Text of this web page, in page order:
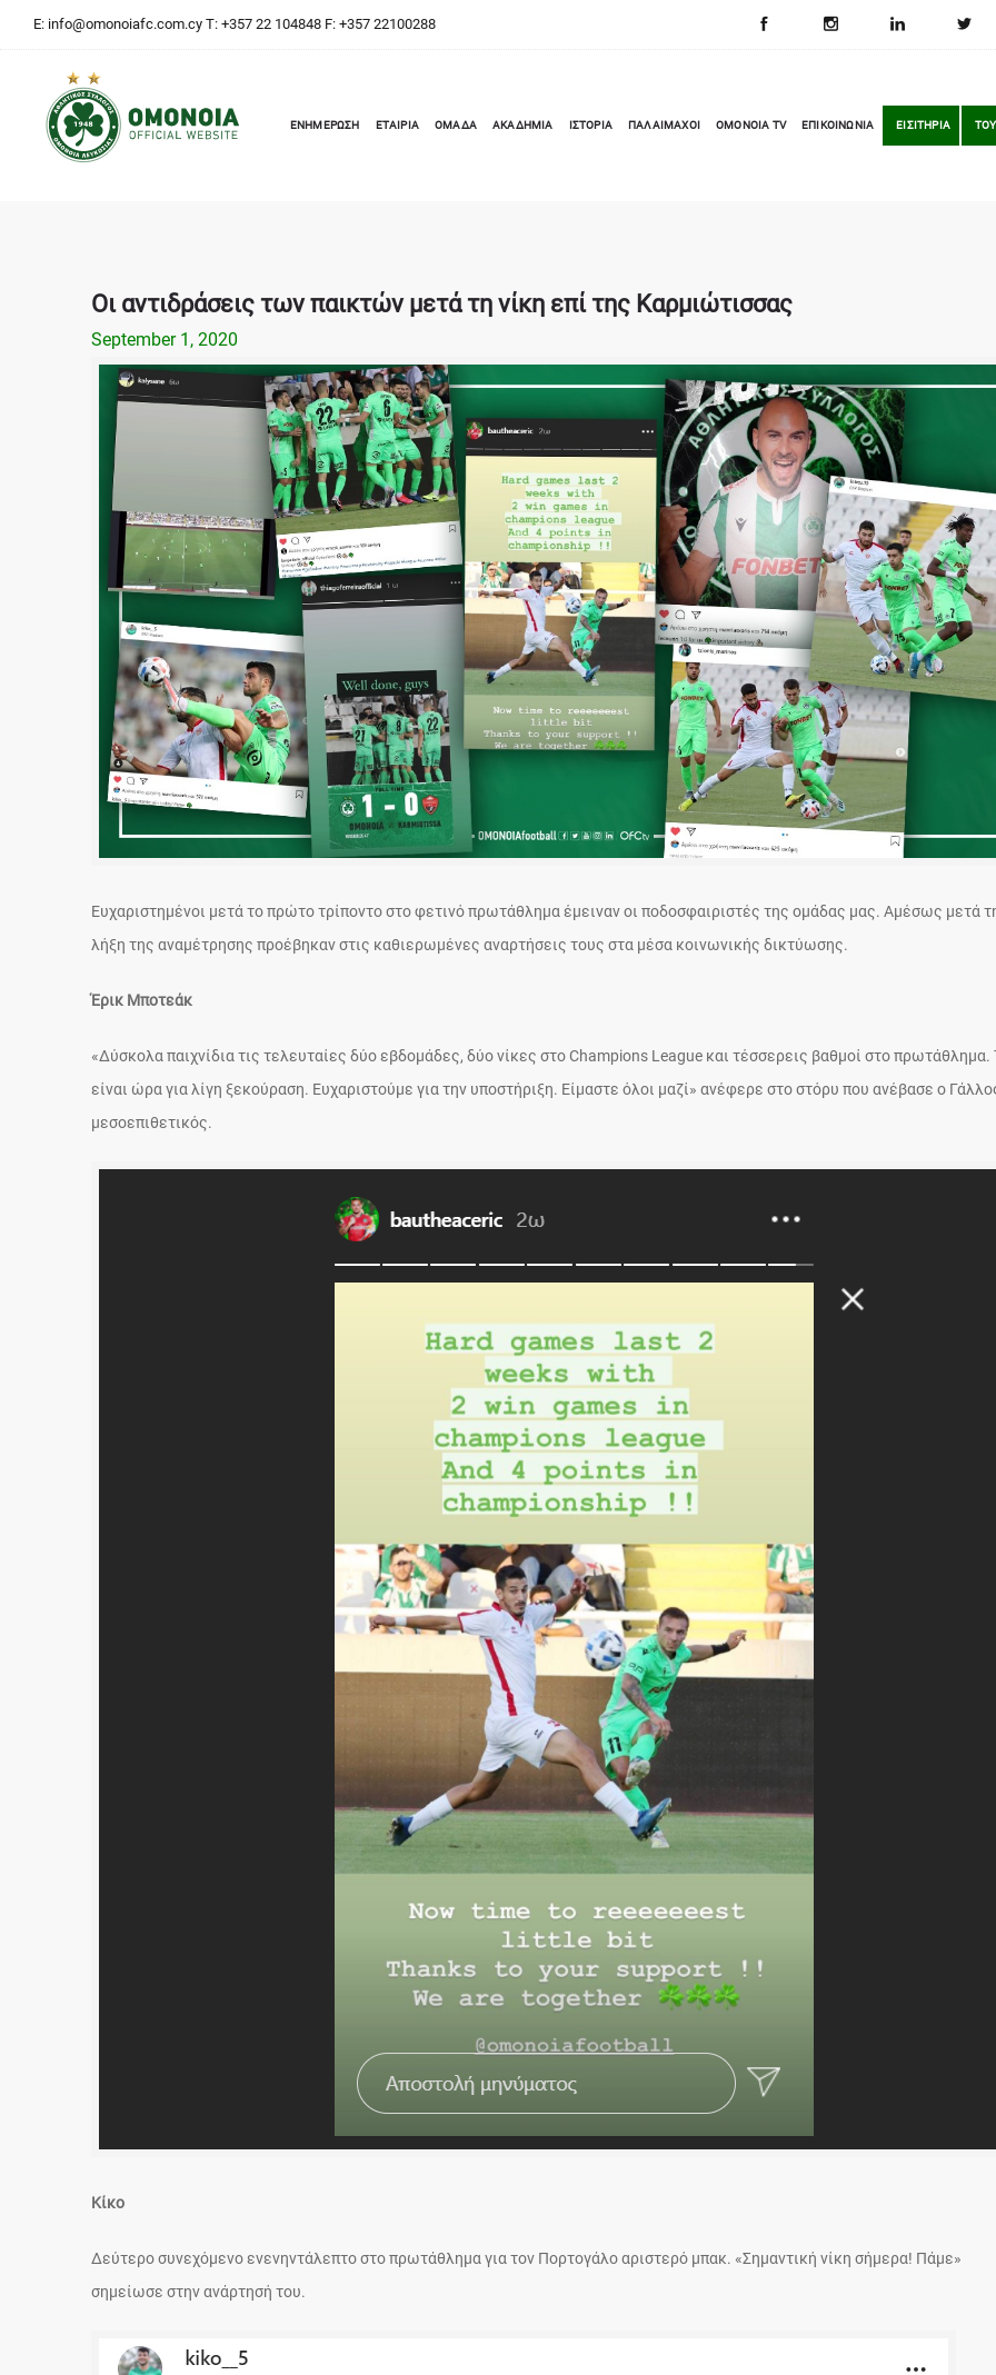
E: info@omonoiafc.com.cy T: +357 22 104848 F: +357 22100288
ΕΝΗΜΕΡΩΣΗ ΕΤΑΙΡΙΑ ΟΜΑΔΑ ΑΚΑΔΗΜΙΑ ΙΣΤΟΡΙΑ ΠΑΛΑΙΜΑΧΟΙ OMONOIA TV ΕΠΙΚΟΙΝΩΝΙΑ ΕΙΣΙΤΗΡΙΑ
Οι αντιδράσεις των παικτών μετά τη νίκη επί της Καρμιώτισσας
September 1, 2020
Ευχαριστημένοι μετά το πρώτο τρίποντο στο φετινό πρωτάθλημα έμειναν οι ποδοσφαιριστές της ομάδας μας. Αμέσως μετά
λήξη της αναμέτρησης προέβηκαν στις καθιερωμένες αναρτήσεις τους στα μέσα κοινωνικής δικτύωσης.
Έρικ Μποτεάκ
«Δύσκολα παιχνίδια τις τελευταίες δύο εβδομάδες, δύο νίκες στο Champions League και τέσσερεις βαθμοί στο
είναι ώρα για λίγη ξεκούραση. Ευχαριστούμε για την υποστήριξη. Είμαστε όλοι μαζί» ανέφερε στο στόρυ που ανέβασε ο
μεσοεπιθετικός.
Κίκο
Δεύτερο συνεχόμενο ενενηντάλεπτο στο πρωτάθλημα για τον Πορτογάλο αριστερό μπακ. «Σημαντική νίκη σήμερα! Πάμε»
σημείωσε στην ανάρτησή του.